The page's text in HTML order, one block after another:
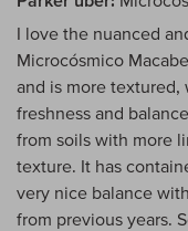
I love the nuanced
Microcósmico
and is more textured,
freshness and
from soils with more
texture. It has
very nice balance
from previous years.